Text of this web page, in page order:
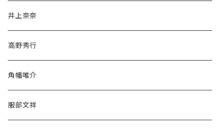
文学・小説・物語
随筆・ノンフィクション・その他
井上奈奈
高野秀行
角幡唯介
服部文祥